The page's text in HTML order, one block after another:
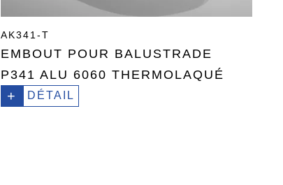
AK341-T
EMBOUT POUR BALUSTRADE
P341 ALU 6060 THERMOLAQUÉ
+ DÉTAIL